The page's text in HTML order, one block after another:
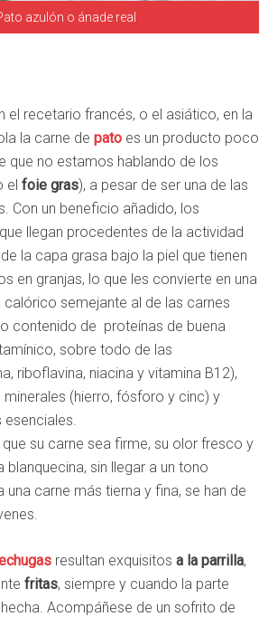
azulón o ánade real
el recetario francés, o el asiático, en la
la carne de pato es un producto poco
que no estamos hablando de los
el foie gras), a pesar de ser una de las
Con un beneficio añadido, los
llegan procedentes de la actividad
la capa grasa bajo la piel que tienen
en granjas, lo que les convierte en una
semejante al de las carnes
contenido de proteínas de buena
sobre todo de las
riboflavina, niacina y vitamina B12),
minerales (hierro, fósforo y cinc) y
su carne sea firme, su olor fresco y
blanquecina, sin llegar a un tono
una carne más tierna y fina, se han de
resultan exquisitos a la parrilla,
fritas, siempre y cuando la parte
Acompáñese de un sofrito de